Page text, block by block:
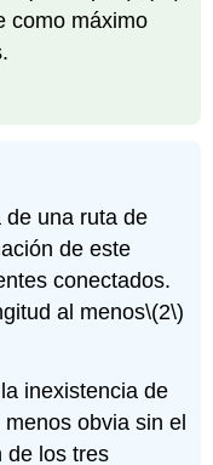
como máximo
de una ruta de
de este
conectados.
al menos\(2\)
inexistencia de
obvia sin el
de los tres